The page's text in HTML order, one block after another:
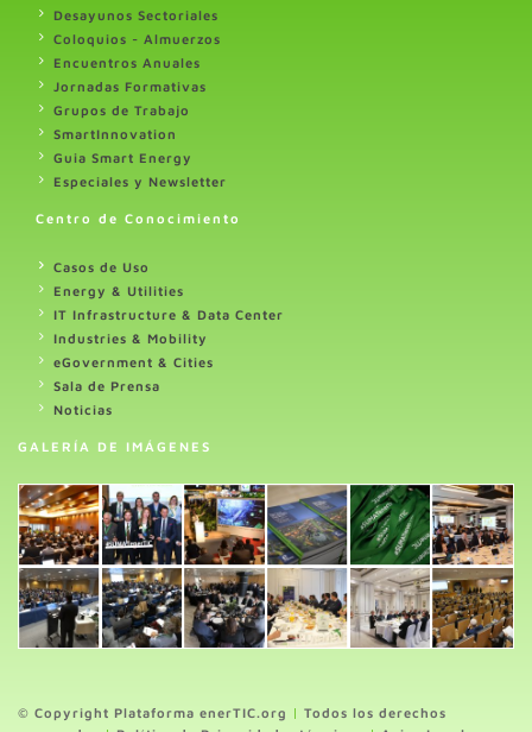
Desayunos Sectoriales
Coloquios - Almuerzos
Encuentros Anuales
Jornadas Formativas
Grupos de Trabajo
SmartInnovation
Guia Smart Energy
Especiales y Newsletter
Centro de Conocimiento
Casos de Uso
Energy & Utilities
IT Infrastructure & Data Center
Industries & Mobility
eGovernment & Cities
Sala de Prensa
Noticias
GALERÍA DE IMÁGENES
© Copyright Plataforma enerTIC.org | Todos los derechos